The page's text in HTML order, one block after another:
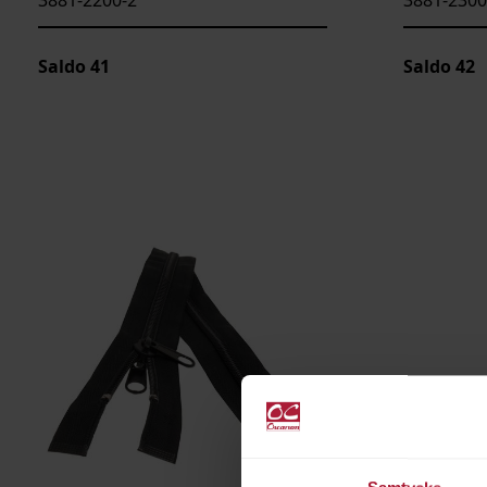
Saldo 41 Saldo 42